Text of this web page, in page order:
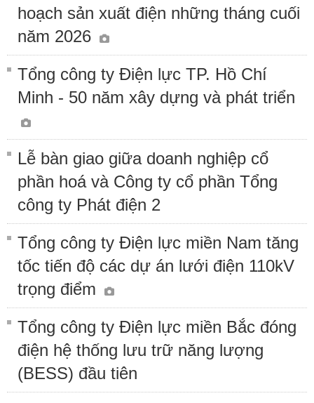
hoạch sản xuất điện những tháng cuối
năm 2026
Tổng công ty Điện lực TP. Hồ Chí
Minh - 50 năm xây dựng và phát triển
Lễ bàn giao giữa doanh nghiệp cổ
phần hoá và Công ty cổ phần Tổng
công ty Phát điện 2
Tổng công ty Điện lực miền Nam tăng
tốc tiến độ các dự án lưới điện 110kV
trọng điểm
Tổng công ty Điện lực miền Bắc đóng
điện hệ thống lưu trữ năng lượng
(BESS) đầu tiên